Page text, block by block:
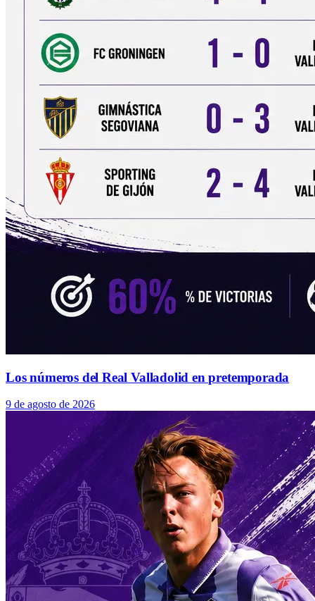
Los números del Real Valladolid en pretemporada
9 de agosto de 2026